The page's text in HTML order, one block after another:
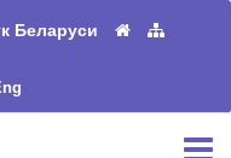
Беларуси